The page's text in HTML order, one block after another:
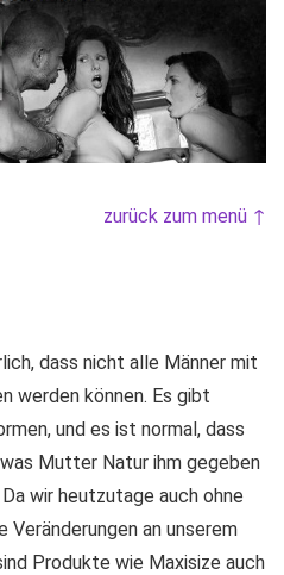
zurück zum menü ↑
dass nicht alle Männer mit
werden können. Es gibt
und es ist normal, dass
Mutter Natur ihm gegeben
wir heutzutage auch ohne
an unserem
Produkte wie Maxisize auch